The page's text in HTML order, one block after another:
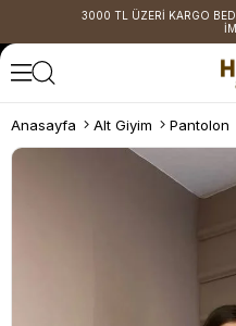
3000 TL ÜZERİ KARGO
Anasayfa Alt Giyim Pantolon